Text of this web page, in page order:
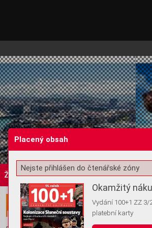
Žádost o souhlas s ukládáním
Placený obsah
Nejste přihlášen do čtenářské zóny
Okamžitý
Vydání 100+1 ZZ
platební karty